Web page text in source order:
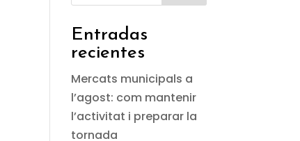
Entradas
recientes
Mercats municipals a
l’agost: com mantenir
l’activitat i preparar la
tornada